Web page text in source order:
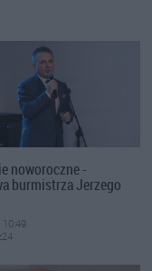
noworoczne -
burmistrza Jerzego